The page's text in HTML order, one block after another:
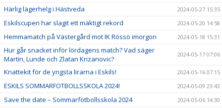
Härlig lägerhelg i Hästveda 2024-05-27 15:35
Eskilscupen har slagit ett mäktigt rekord 2024-05-20 14:58
Hemmamatch på Västergård mot IK Rössö imorgon 2024-05-18 15:31
Hur går snacket inför lördagens match? Vad säger
Martin, Lunde och Zlatan Krizanovic?
2024-05-17 07:06
Knattekit för de yngsta lirarna i Eskils! 2024-05-16 07:15
ESKILS SOMMARFOTBOLLSSKOLA 2024! 2024-05-09 23:43
Save the date – Sommarfotbollsskola 2024 2024-05-06 14:30